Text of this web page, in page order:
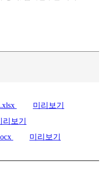
미리보기
리보기
미리보기